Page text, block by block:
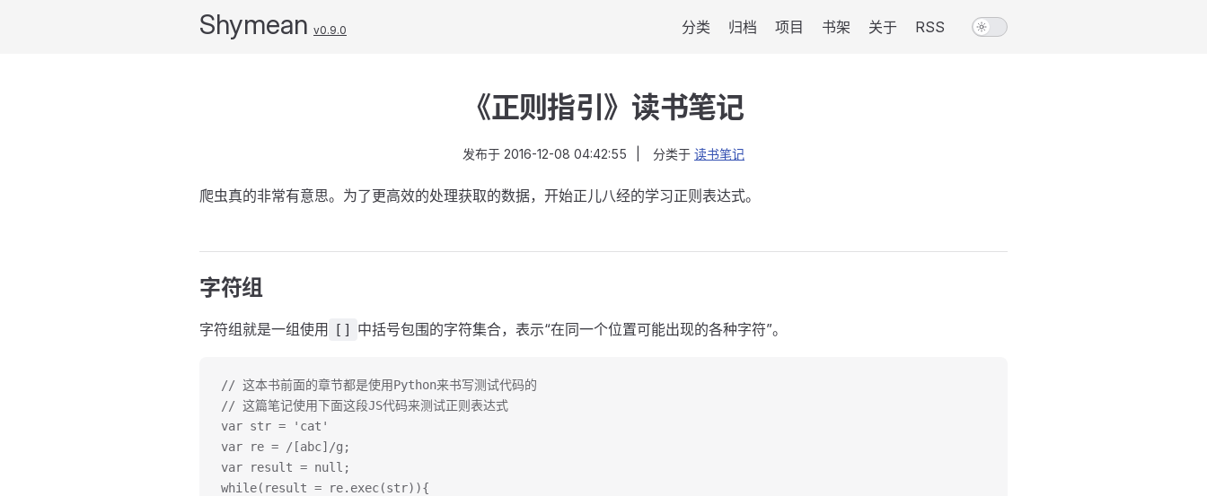
Shymean v0.9.0 分类 归档 项目 书架 关于 RSS
《正则指引》读书笔记
发布于 2016-12-08 04:42:55 分类于 读书笔记
爬虫真的非常有意思。为了更高效的处理获取的数据，开始正儿八经的学习正则表达式。
字符组
字符组就是一组使用 [] 中括号包围的字符集合，表示“在同一个位置可能出现的各种字符”。
// 这本书前面的章节都是使用Python来书写测试代码的
// 这篇笔记使用下面这段JS代码来测试正则表达式
var str = 'cat'
var re = /[abc]/g;
var result = null;
while(result = re.exec(str)){